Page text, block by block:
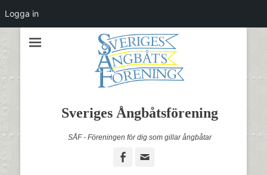
Sveriges Ångbåtsförening
SÅF - Föreningen för dig som gillar ångbåtar
Facebook
Logga in